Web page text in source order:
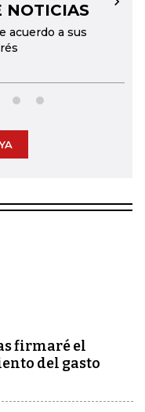
NOTICIAS
acuerdo a sus
→
firmaré el
del gasto